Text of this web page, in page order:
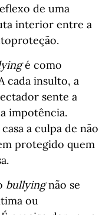
de uma
interior entre a
é como
cada insulto, a
sente a
impotência.
a culpa de não
protegido quem
bullyingnão se
ou